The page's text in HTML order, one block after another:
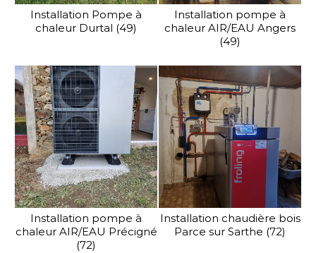
Installation Pompe à
chaleur Durtal (49)
Installation pompe à
chaleur AIR/EAU Angers
(49)
Installation pompe à
chaleur AIR/EAU Précigné
(72)
Installation chaudière bois
Parce sur Sarthe (72)